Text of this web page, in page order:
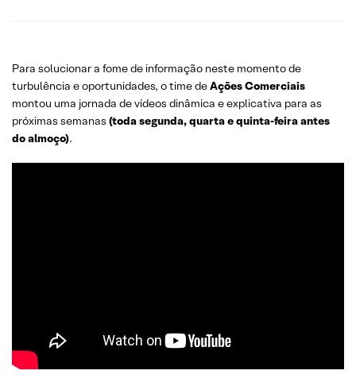
Para solucionar a fome de informação neste momento de
turbulência e oportunidades, o time deAções Comerciais
montou uma jornada de vídeos dinâmica e explicativa para as
próximas semanas (toda segunda, quarta e quinta-feira antes
do almoço).